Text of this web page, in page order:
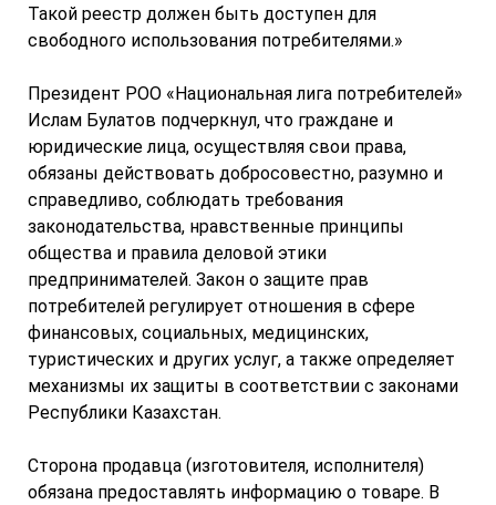
Такой реестр должен быть доступен для
свободного использования потребителями.»
Президент РОО «Национальная лига потребителей»
Ислам Булатов подчеркнул, что граждане и
юридические лица, осуществляя свои права,
обязаны действовать добросовестно, разумно и
справедливо, соблюдать требования
законодательства, нравственные принципы
общества и правила деловой этики
предпринимателей. Закон о защите прав
потребителей регулирует отношения в сфере
финансовых, социальных, медицинских,
туристических и других услуг, а также определяет
механизмы их защиты в соответствии с законами
Республики Казахстан.
Сторона продавца (изготовителя, исполнителя)
обязана предоставлять информацию о товаре. В